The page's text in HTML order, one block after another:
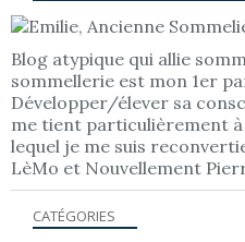
Blog atypique qui allie
sommellerie est mon 1er
Développer/élever sa
me tient particulièrement à
lequel je me suis
LèMo et Nouvellement
CATÉGORIES